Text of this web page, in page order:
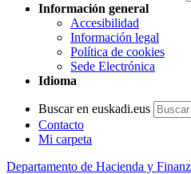
Información general
Accesibilidad
Información legal
Política de cookies
Sede Electrónica
Idioma
Buscar en euskadi.eus
Contacto
Mi carpeta
Departamento de Hacienda y